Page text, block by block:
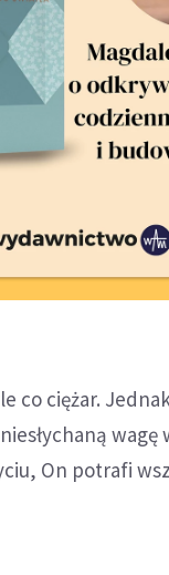
co ciężar.
wagę
On potrafi